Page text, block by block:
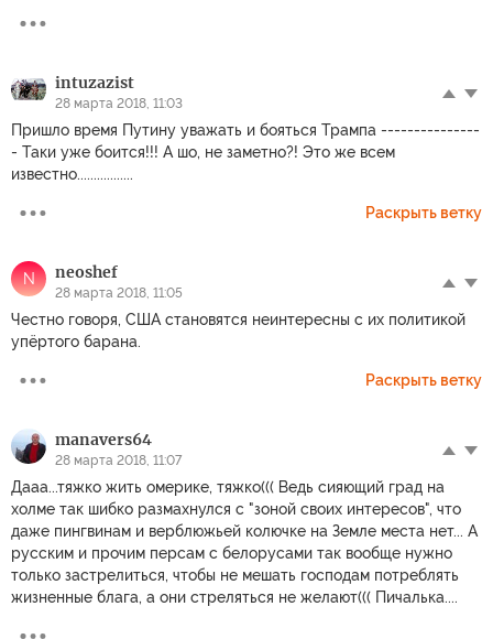
intuzazist
28 марта 2018, 11:03
Пришло время Путину уважать и бояться Трампа ---------------
- Таки уже боится!!! А шо, не заметно?! Это же всем
известно.................
Раскрыть ветку
N neoshef
28 марта 2018, 11:05
Честно говоря, США становятся неинтересны с их политикой
упёртого барана.
Раскрыть ветку
manavers64
28 марта 2018, 11:07
Дааа...тяжко жить омерике, тяжко((( Ведь сияющий град на
холме так шибко размахнулся с "зоной своих интересов", что
даже пингвинам и верблюжьей колючке на Земле места нет... А
русским и прочим персам с белорусами так вообще нужно
только застрелиться, чтобы не мешать господам потреблять
жизненные блага, а они стреляться не желают((( Пичалька....